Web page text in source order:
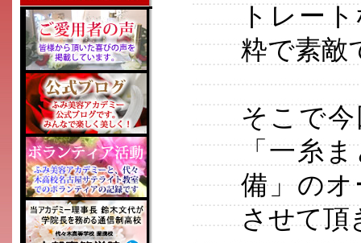
トレー
粋で素敵
そこで
「一糸
備」の
させて頂